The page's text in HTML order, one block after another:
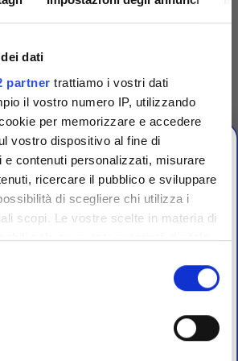
dati
partner trattiamo i vostri dati
il vostro numero IP, utilizzando
per memorizzare e accedere
vostro dispositivo al fine di
e contenuti personalizzati, misurare
ricercare il pubblico e sviluppare
di scegliere chi utilizza i
scopi. Le vostre scelte in materia di
solo su questa proprietà digitale
il proprio consenso in qualsiasi
sui cookie o facendo clic
i
PROMO
offerte del momento su molti dei